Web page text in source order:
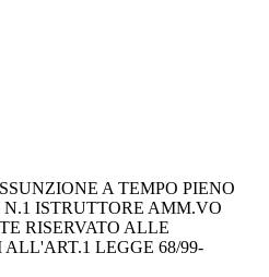
A TEMPO PIENO
ISTRUTTORE AMM.VO
RISERVATO ALLE
LEGGE 68/99-